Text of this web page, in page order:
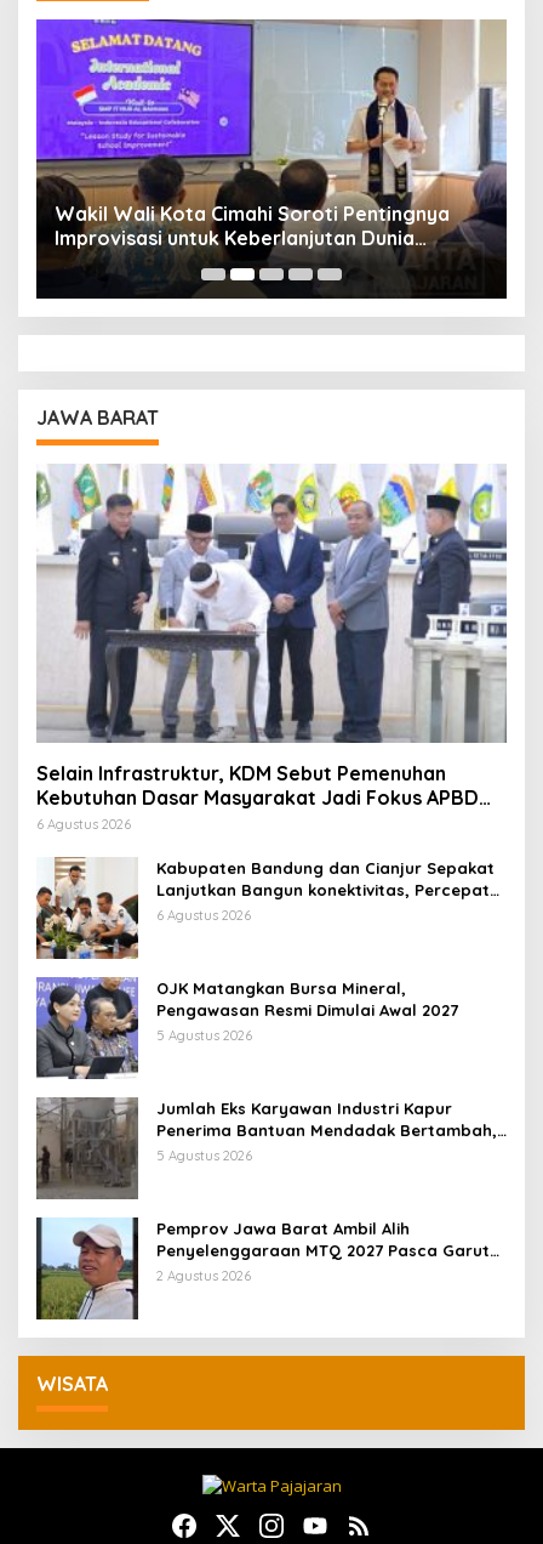
Wakil Wali Kota Cimahi Soroti Pentingnya
Improvisasi untuk Keberlanjutan Dunia
Pendidikan
JAWA BARAT
Selain Infrastruktur, KDM Sebut Pemenuhan
Kebutuhan Dasar Masyarakat Jadi Fokus APBD
Jabar 2027
6 Agustus 2026
Kabupaten Bandung dan Cianjur Sepakat
Lanjutkan Bangun konektivitas, Percepat
Pertumbuhan Ekonomi Daerah
6 Agustus 2026
OJK Matangkan Bursa Mineral,
Pengawasan Resmi Dimulai Awal 2027
5 Agustus 2026
Jumlah Eks Karyawan Industri Kapur
Penerima Bantuan Mendadak Bertambah,
KDM: Kita Identifikasi
5 Agustus 2026
Pemprov Jawa Barat Ambil Alih
Penyelenggaraan MTQ 2027 Pasca Garut
Mundur Jadi Tuan Rumah
2 Agustus 2026
WISATA